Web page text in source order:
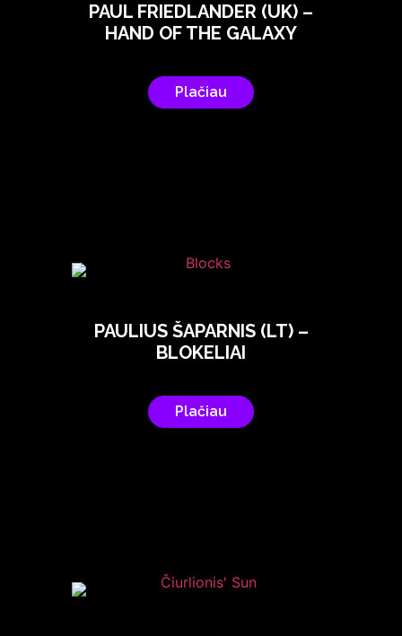
PAUL FRIEDLANDER (UK) –
HAND OF THE GALAXY
Plačiau
PAULIUS ŠAPARNIS (LT) –
BLOKELIAI
Plačiau